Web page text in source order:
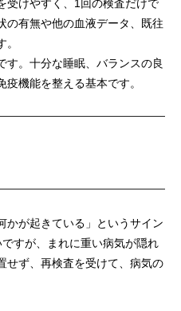
受けやすく、1回の検査だけで
の有無や他の血液データ、既往
す。十分な睡眠、バランスの良
機能を整える基本です。
かが起きている」というサイン
すが、まれに重い病気が隠れ
せず、再検査を受けて、病気の